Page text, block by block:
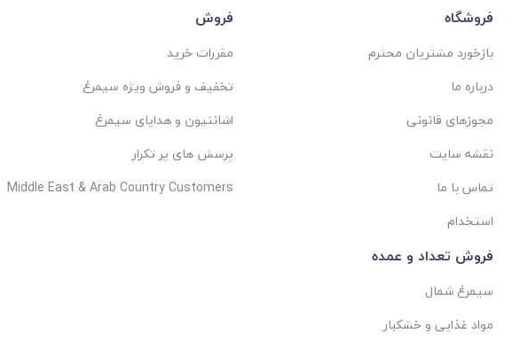
فروشگاه
بازخورد مشتریان محترم
درباره ما
مجوزهای قانونی
نقشه سایت
تماس با ما
استخدام
فروش
مقررات خرید
تخفیف و فروش ویژه سیمرغ
اشانتیون و هدایای سیمرغ
پرسش های پر تکرار
Middle East & Arab Country Customers
فروش تعداد و عمده
سیمرغ شمال
مواد غذایی و خشکبار